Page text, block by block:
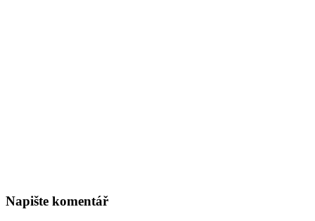
Napište komentář